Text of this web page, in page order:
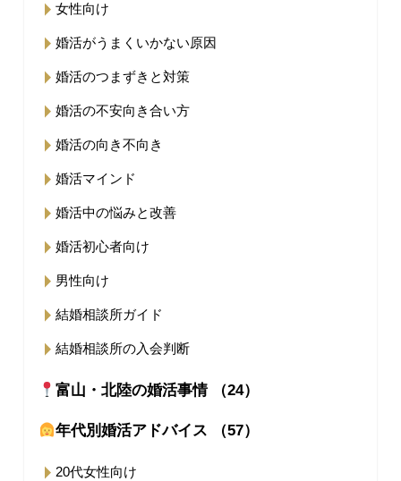
女性向け
婚活がうまくいかない原因
婚活のつまずきと対策
婚活の不安向き合い方
婚活の向き不向き
婚活マインド
婚活中の悩みと改善
婚活初心者向け
男性向け
結婚相談所ガイド
結婚相談所の入会判断
富山・北陸の婚活事情 （24）
年代別婚活アドバイス （57）
20代女性向け